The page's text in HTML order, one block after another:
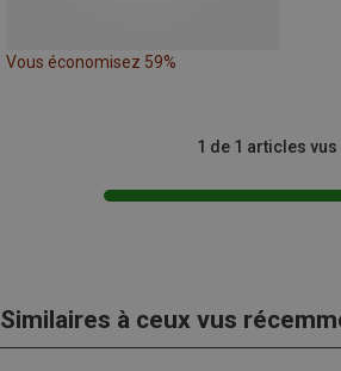
Vous économisez 59%
1 de 1 articles vus
Similaires à ceux vus